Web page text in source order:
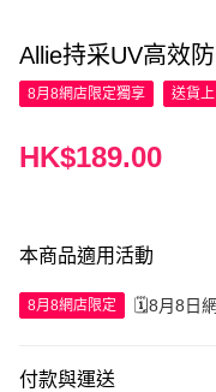
Allie持采UV高效
8月8網店限定獨享 送貨
HK$189.00
本商品適用活動
8月8網店限定 🗓️8月8日
付款與運送